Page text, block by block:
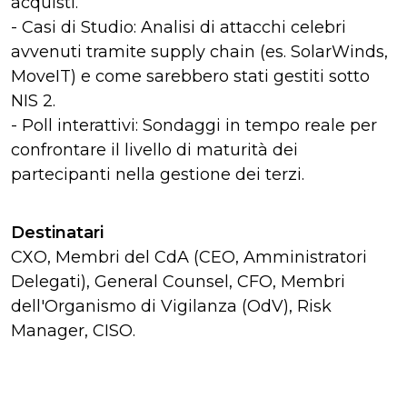
- Casi di Studio: Analisi di attacchi celebri
avvenuti tramite supply chain (es. SolarWinds,
MoveIT) e come sarebbero stati gestiti sotto
NIS 2.
- Poll interattivi: Sondaggi in tempo reale per
confrontare il livello di maturità dei
partecipanti nella gestione dei terzi.
Destinatari
CXO, Membri del CdA (CEO, Amministratori
Delegati), General Counsel, CFO, Membri
dell'Organismo di Vigilanza (OdV), Risk
Manager, CISO.